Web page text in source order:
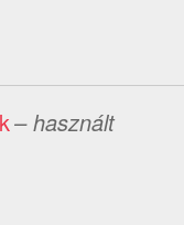
– használt